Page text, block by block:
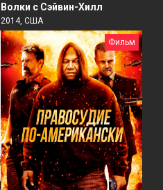
Волки с Сэйвин-Хилл
2014, США
Фильм